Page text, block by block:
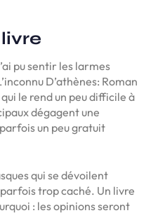
pu sentir les larmes
D’athènes: Roman
le rend un peu difficile à
dégagent une
un peu gratuit
qui se dévoilent
trop caché. Un livre
: les opinions seront